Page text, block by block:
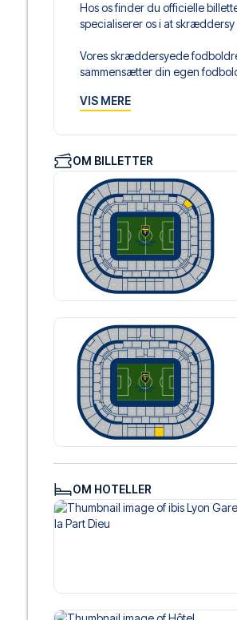
Hos os finder du officielle
specialiserer os i at
Vores skræddersyede
sammensætter din egen
det er en hospitality-billet. En
du vælger billettypen, og på
Vi tilbyder et bredt udvalg af
luksuriøse 5-stjernede hoteller
enhver rejsende. Vi tager
passer dig bedst. Hvis du
gøre.
Vi tilbyder fodboldpakker til
ønsker dette.
om check-in procedurer og
og fokusere på at nyde
Sikker booking og
Din sikkerhed og oplevelse er
din fodboldpakke og står klar
ellerher, hvis du har brug for
VIS MERE
OM BILLETTER
OM HOTELLER